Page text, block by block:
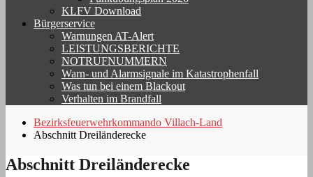
KLFV Download
Bürgerservice
Warnungen AT-Alert
LEISTUNGSBERICHTE
NOTRUFNUMMERN
Warn- und Alarmsignale im Katastrophenfall
Was tun bei einem Blackout
Verhalten im Brandfall
Bezirksfeuerwehrkommando Villach-Land
Abschnitt Dreiländerecke
Abschnitt Dreiländerecke